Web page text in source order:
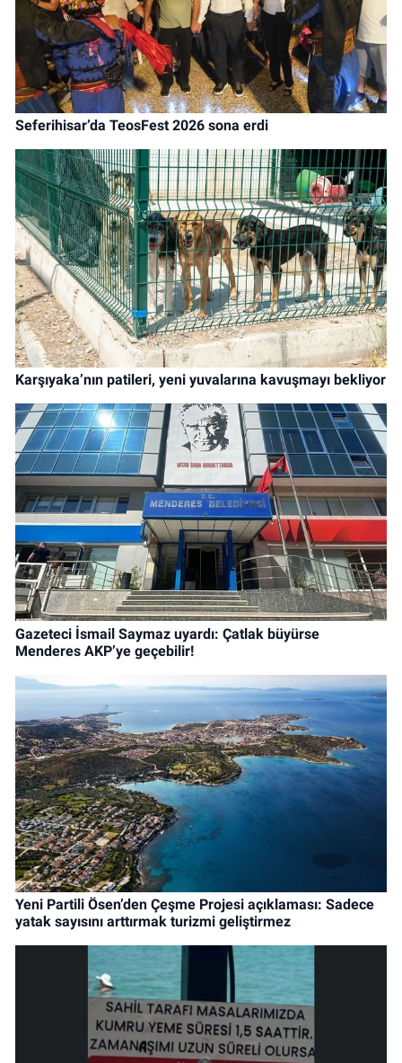
Seferihisar’da TeosFest 2026 sona erdi
Karşıyaka’nın patileri, yeni yuvalarına kavuşmayı bekliyor
Gazeteci İsmail Saymaz uyardı: Çatlak büyürse
Menderes AKP’ye geçebilir!
Yeni Partili Ösen’den Çeşme Projesi açıklaması: Sadece
yatak sayısını arttırmak turizmi geliştirmez